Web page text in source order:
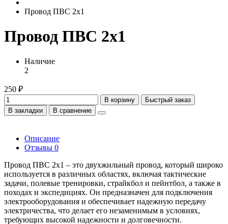
Провод ПВС 2х1
Провод ПВС 2х1
Наличие
2
250 ₽
В корзину
Быстрый заказ
В закладки
В сравнение
Описание
Отзывы 0
Провод ПВС 2х1 – это двухжильный провод, который широко
используется в различных областях, включая тактические
задачи, полевые тренировки, страйкбол и пейнтбол, а также в
походах и экспедициях. Он предназначен для подключения
электрооборудования и обеспечивает надежную передачу
электричества, что делает его незаменимым в условиях,
требующих высокой надежности и долговечности.